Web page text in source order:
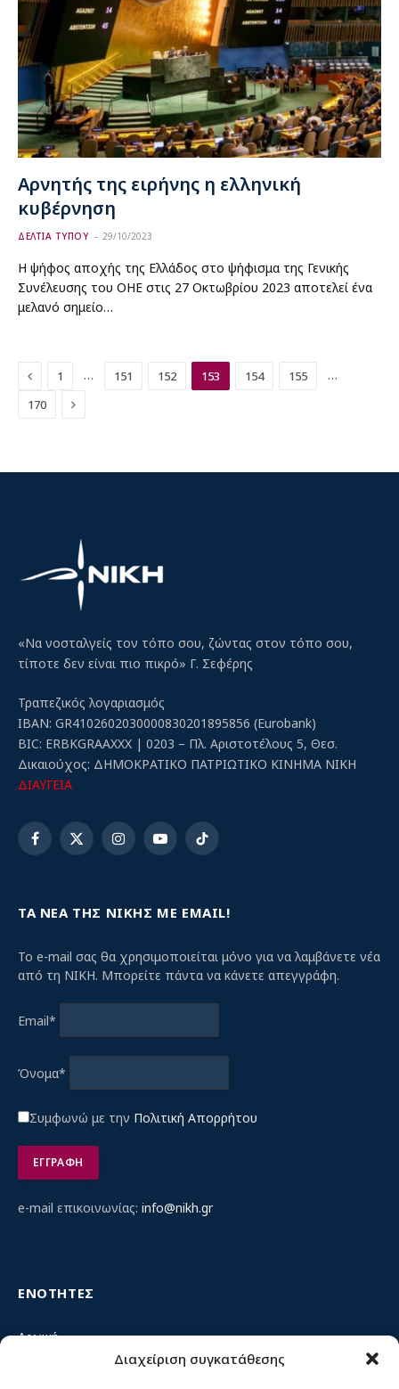
Διαχείριση συγκατάθεσης
Αρνητής της ειρήνης η ελληνική
κυβέρνηση
ΔΕΛΤΙΑ ΤΥΠΟΥ 29/10/2023
Η ψήφος αποχής της Ελλάδος στο ψήφισμα της Γενικής
Συνέλευσης του ΟΗΕ στις 27 Οκτωβρίου 2023 αποτελεί ένα
μελανό σημείο…
Previous
1 … 151 152 153 154 155
…
170
Next
«Να νοσταλγείς τον τόπο σου, ζώντας στον τόπο σου,
τίποτε δεν είναι πιο πικρό» Γ. Σεφέρης
Τραπεζικός λογαριασμός
IBAN: GR4102602030000830201895856 (Eurobank)
BIC: ERBKGRAAXXX | 0203 – Πλ. Αριστοτέλους 5, Θεσ.
Δικαιούχος: ΔΗΜΟΚΡΑΤΙΚΟ ΠΑΤΡΙΩΤΙΚΟ ΚΙΝΗΜΑ ΝΙΚΗ
ΔΙΑΥΓΕΙΑ
Facebook
X
InstagramYouTubeTikTok
ΤΑ ΝΕΑ ΤΗΣ ΝΙΚΗΣ ΜΕ EMAIL!
Το e-mail σας θα χρησιμοποιείται μόνο για να λαμβάνετε νέα
από τη ΝΙΚΗ. Μπορείτε πάντα να κάνετε απεγγράφη.
Email*
Όνομα*
Συμφωνώ με την Πολιτική Απορρήτου
e-mail επικοινωνίας: info@nikh.gr
ΕΝΟΤΗΤΕΣ
Αρχική
Κίνημα ΝΙΚΗ – Ποιοι είμαστε, αρχές & δράση